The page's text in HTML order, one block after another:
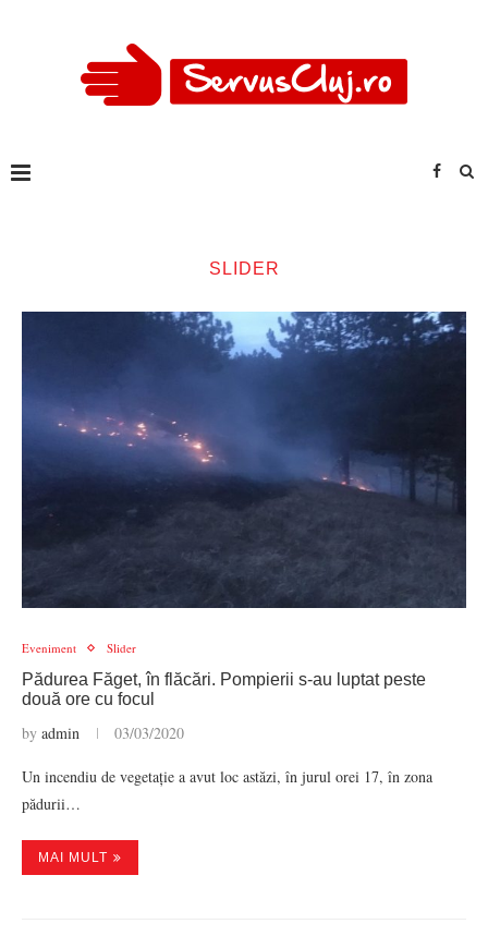
SLIDER
Eveniment Slider
Pădurea Făget, în flăcări. Pompierii s-au luptat peste
două ore cu focul
by admin 03/03/2020
Un incendiu de vegetație a avut loc astăzi, în jurul orei 17, în zona
pădurii…
MAI MULT